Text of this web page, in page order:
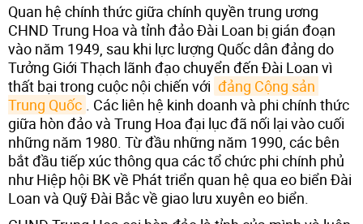
Quan hệ chính thức giữa chính quyền trung ương
CHND Trung Hoa và tỉnh đảo Đài Loan bị gián đoạn
vào năm 1949, sau khi lực lượng Quốc dân đảng do
Tưởng Giới Thạch lãnh đạo chuyển đến Đài Loan vì
thất bại trong cuộc nội chiến với đảng Cộng sản
Trung Quốc
. Các liên hệ kinh doanh và phi chính thức
giữa hòn đảo và Trung Hoa đại lục đã nối lại vào cuối
những năm 1980. Từ đầu những năm 1990, các bên
bắt đầu tiếp xúc thông qua các tổ chức phi chính phủ
như Hiệp hội BK về Phát triển quan hệ qua eo biển Đài
Loan và Quỹ Đài Bắc về giao lưu xuyên eo biển.